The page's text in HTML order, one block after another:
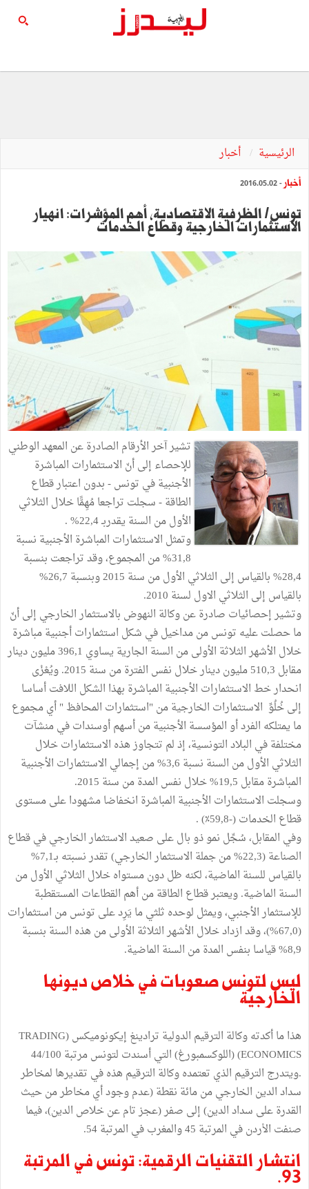
الرئيسية أخبار
أخبار - 2016.05.02
تونس/ الظرفية الاقتصادية، أهم المؤشرات: انهيار
الاستثمارات الخارجية وقطاع الخدمات
تشير آخر الأرقام الصادرة عن المعهد الوطني
للإحصاء إلى أنّ الاستثمارات المباشرة
الأجنبية في تونس - بدون اعتبار قطاع
الطاقة - سجلت تراجعا مُهِمًّا خلال الثلاثي
الأول من السنة يقدربـ 22,4% .
وتمثل الاستثمارات المباشرة الأجنبية نسبة
31,8% من المجموع، وقد تراجعت بنسبة
28,4% بالقياس إلى الثلاثي الأول من سنة 2015 وبنسبة 26,7%
بالقياس إلى الثلاثي الاول لسنة 2010.
وتشير إحصائيات صادرة عن وكالة النهوض بالاستثمار الخارجي إلى أنّ
ما حصلت عليه تونس من مداخيل في شكل استثمارات أجنبية مباشرة
خلال الأشهر الثلاثة الأولى من السنة الجارية يساوي 396,1 مليون دينار
مقابل 510,3 مليون دينار خلال نفس الفترة من سنة 2015. ويُعْزْى
انحدار خط الاستثمارات الأجنبية المباشرة بهذا الشكل اللافت أساسا
إلى خُلُوِّ الاستثمارات الخارجية من "استثمارات المحافظ " أي مجموع
ما يمتلكه الفرد أو المؤسسة الأجنبية من أسهم أوسندات في منشآت
مختلفة في البلاد التونسية، إذ لم تتجاوز هذه الاستثمارات خلال
الثلاثي الأول من السنة نسبة 3,6% من إجمالي الاستثمارات الأجنبية
المباشرة مقابل 19,5% خلال نفس المدة من سنة 2015.
وسجلت الاستثمارات الأجنبية المباشرة انخفاضا مشهودا على مستوى
قطاع الخدمات (-59,8٪‏) .
وفي المقابل، سُجِّل نمو ذو بال على صعيد الاستثمار الخارجي في قطاع
الصناعة (22,3% من جملة الاستثمار الخارجي) تقدر نسبته بـ7,1%
بالقياس للسنة الماضية، لكنه ظل دون مستواه خلال الثلاثي الأول من
السنة الماضية. ويعتبر قطاع الطاقة من أهم القطاعات المستقطبة
للإستثمار الأجنبي، ويمثل لوحده ثلثي ما يَرِد على تونس من استثمارات
(67,0%)، وقد ازداد خلال الأشهر الثلاثة الأولى من هذه السنة بنسبة
8,9% قياسا بنفس المدة من السنة الماضية.
ليس لتونس صعوبات في خلاص ديونها
الخارجية
هذا ما أكدته وكالة الترقيم الدولية ترادينغ إيكونوميكس (TRADING
ECONOMICS) (اللوكسمبورغ) التي أسندت لتونس مرتبة 44/100
.ويتدرج الترقيم الذي تعتمده وكالة الترقيم هذه في تقديرها لمخاطر
سداد الدين الخارجي من مائة نقطة (عدم وجود أي مخاطر من حيث
القدرة على سداد الدين) إلى صفر (عجز تام عن خلاص الدين)، فيما
صنفت الاْردن في المرتبة 45 والمغرب في المرتبة 54.
انتشار التقنيات الرقمية: تونس في المرتبة
93.